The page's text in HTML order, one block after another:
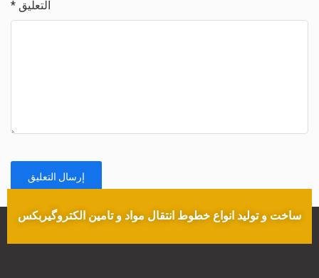
التعليق *
ساخت و تولید انواع خطوط انتقال مواد و تامین الکتروگیربکس